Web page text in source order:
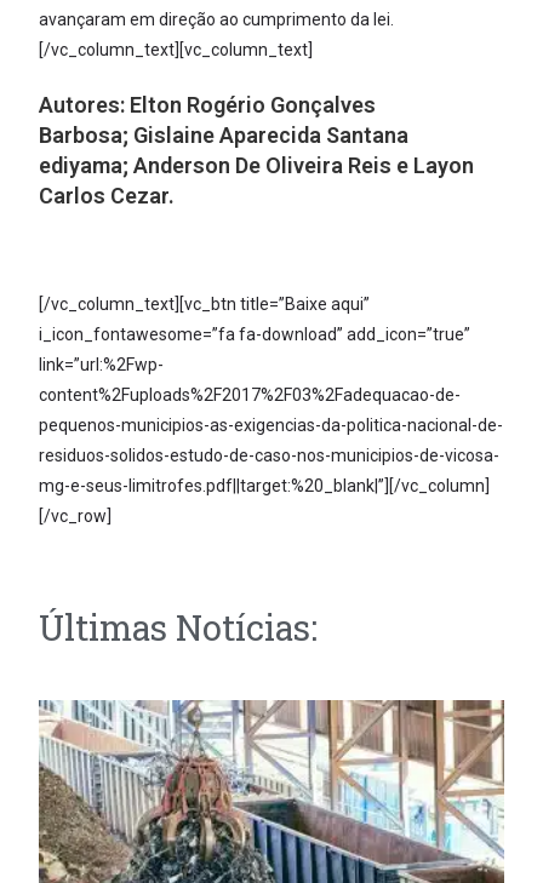
avançaram em direção ao cumprimento da lei.
[/vc_column_text][vc_column_text]
Autores: Elton Rogério Gonçalves
Barbosa; Gislaine Aparecida Santana
ediyama;Anderson De Oliveira Reis e Layon
Carlos Cezar.
[/vc_column_text][vc_btn title=”Baixe aqui”
i_icon_fontawesome=”fa fa-download” add_icon=”true”
link=”url:%2Fwp-
content%2Fuploads%2F2017%2F03%2Fadequacao-de-
pequenos-municipios-as-exigencias-da-politica-nacional-de-
residuos-solidos-estudo-de-caso-nos-municipios-de-vicosa-
mg-e-seus-limitrofes.pdf||target:%20_blank|”][/vc_column]
[/vc_row]
Últimas Notícias: